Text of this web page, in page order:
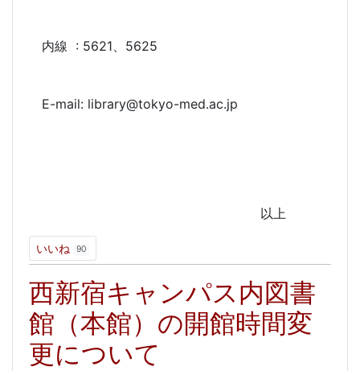
内線 : 5621、5625
E-mail: library@tokyo-med.ac.jp
以上
いいね 90
西新宿キャンパス内図書
館（本館）の開館時間変
更について